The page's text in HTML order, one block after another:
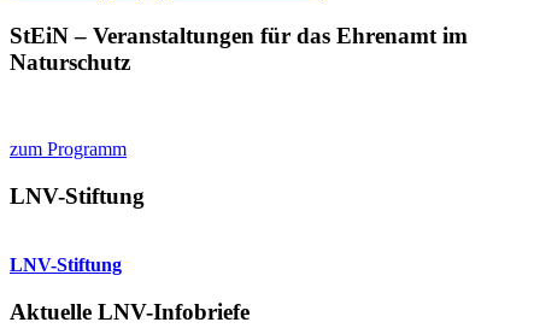
StEiN – Veranstaltungen für das Ehrenamt im
Naturschutz
zum Programm
LNV-Stiftung
LNV-Stiftung
Aktuelle LNV-Infobriefe